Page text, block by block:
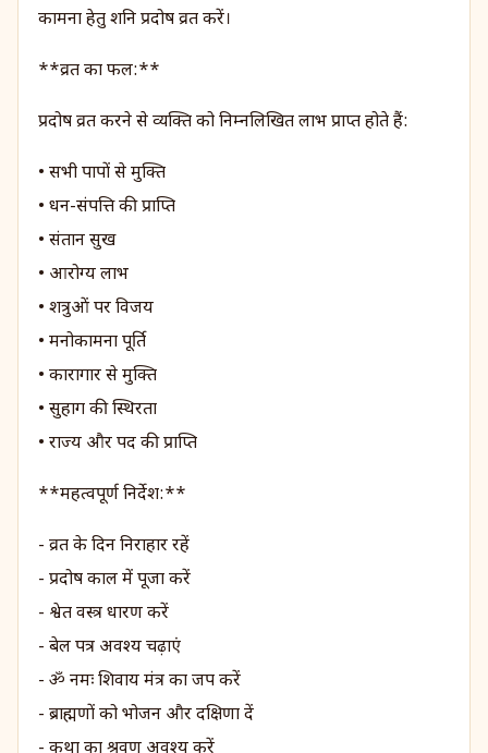
कामना हेतु शनि प्रदोष व्रत करें।
**व्रत का फल:**
प्रदोष व्रत करने से व्यक्ति को निम्नलिखित लाभ प्राप्त होते हैं:
• सभी पापों से मुक्ति
• धन-संपत्ति की प्राप्ति
• संतान सुख
• आरोग्य लाभ
• शत्रुओं पर विजय
• मनोकामना पूर्ति
• कारागार से मुक्ति
• सुहाग की स्थिरता
• राज्य और पद की प्राप्ति
**महत्वपूर्ण निर्देश:**
- व्रत के दिन निराहार रहें
- प्रदोष काल में पूजा करें
- श्वेत वस्त्र धारण करें
- बेल पत्र अवश्य चढ़ाएं
- ॐ नमः शिवाय मंत्र का जप करें
- ब्राह्मणों को भोजन और दक्षिणा दें